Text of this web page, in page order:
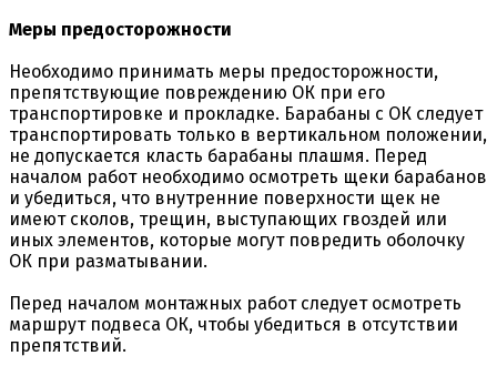
Меры предосторожности
Необходимо принимать меры предосторожности,
препятствующие повреждению ОК при его
транспортировке и прокладке. Барабаны с ОК следует
транспортировать только в вертикальном положении,
не допускается класть барабаны плашмя. Перед
началом работ необходимо осмотреть щеки барабанов
и убедиться, что внутренние поверхности щек не
имеют сколов, трещин, выступающих гвоздей или
иных элементов, которые могут повредить оболочку
ОК при разматывании.
Перед началом монтажных работ следует осмотреть
маршрут подвеса ОК, чтобы убедиться в отсутствии
препятствий.